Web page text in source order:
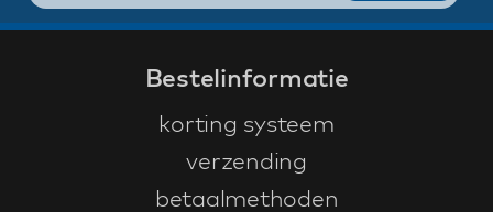
Bestelinformatie
korting systeem
verzending
betaalmethoden